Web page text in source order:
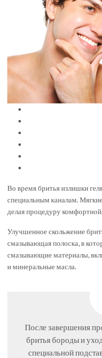
Во время бритья излишки
специальным каналам.
делая процедуру
Улучшенное скольжение
смазывающая полоска, в
смазывающие материалы,
и минеральные масла.
После завершения
бритья бороды и
специальной